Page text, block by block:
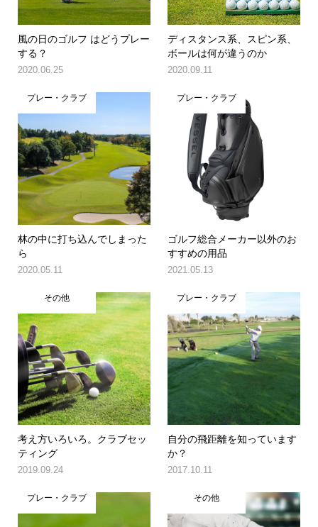
風の日のゴルフ はどうプレー
する？
2020.06.25
ディスタンス系、スピン系、
ボールは何が違うのか
2020.09.11
プレー・クラブ
林の中に打ち込んでしまった
ら
2020.05.11
プレー・クラブ
ゴルフ総合メーカー以外のお
すすめの用品
2021.05.13
その他
考え方いろいろ。クラブセッ
ティング
2019.09.24
プレー・クラブ
自分の飛距離を知っています
か？
2017.10.11
プレー・クラブ その他